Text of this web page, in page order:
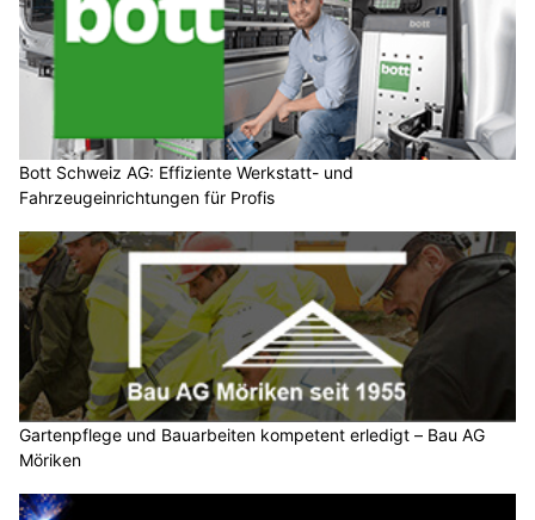
Bott Schweiz AG: Effiziente Werkstatt- und
Fahrzeugeinrichtungen für Profis
Gartenpflege und Bauarbeiten kompetent erledigt – Bau AG
Möriken